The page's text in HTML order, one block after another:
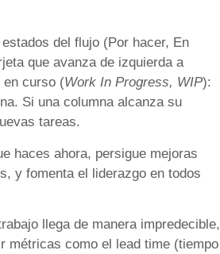
del flujo (Por hacer, En
que avanza de izquierda a
en curso (Work In Progress, WIP):
Si una columna alcanza su
tareas.
haces ahora, persigue mejoras
y fomenta el liderazgo en todos
llega de manera impredecible,
métricas como el lead time (tiempo